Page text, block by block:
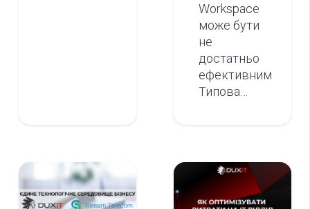
Workspace
може бути
не
достатньо
ефективним
Типова…